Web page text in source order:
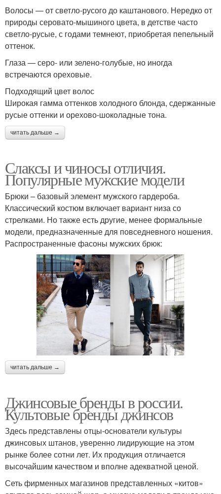
Волосы — от светло-русого до каштанового. Нередко от
природы серовато-мышиного цвета, в детстве часто
светло-русые, с годами темнеют, приобретая пепельный
оттенок.
Глаза — серо- или зелено-голубые, но иногда
встречаются ореховые.
Подходящий цвет волос
Широкая гамма оттенков холодного блонда, сдержанные
русые оттенки и орехово-шоколадные тона.
читать дальше →
Слаксы и чиносы отличия.
Популярные мужские модели
Брюки – базовый элемент мужского гардероба.
Классический костюм включает вариант низа со
стрелками. Но также есть другие, менее формальные
модели, предназначенные для повседневного ношения.
Распространенные фасоны мужских брюк:
читать дальше →
Джинсовые бренды в россии.
Культовые бренды джинсов
Здесь представлены отцы-основатели культуры
джинсовых штанов, уверенно лидирующие на этом
рынке более сотни лет. Их продукция отличается
высочайшим качеством и вполне адекватной ценой.
Сеть фирменных магазинов представленных «китов»